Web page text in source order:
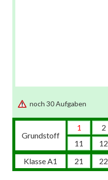
noch 30 Aufgaben
Grundstoff
1 2
11
12
Klasse A1
21 22